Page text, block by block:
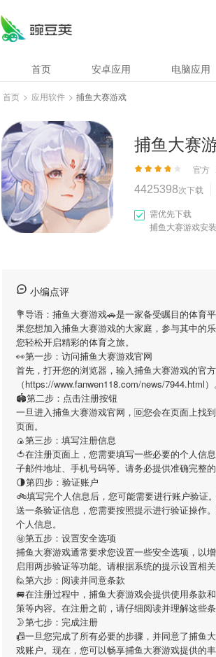
首页 安卓应用 电脑应用
首页 > 应用软件 > 捕鱼大赛游戏
捕鱼大赛
官方
4425398次下载
需优先下载
捕鱼大赛游戏安装
小编点评
💐导语： 捕鱼大赛游戏🚗是一家备受瞩目的体育
果您想加入捕鱼大赛游戏的大家庭，参与其中的
您轻松开启精彩的体育之旅。
👀第一步：访问捕鱼大赛游戏官网
首先，打开您的浏览器，输入捕鱼大赛游戏的官
（https://www.fanwen118.com/news/7944.html
🏟第二步：点击注册按钮
一旦进入捕鱼大赛游戏官网，🆔您会在页面上找
页面。
🍙第三步：填写注册信息
🍅在注册页面上，您需要填写一些必要的个人信
子邮件地址、手机号码等。请务必提供准确完整
🌗第四步：验证账户
🚲填写完个人信息后，您可能需要进行账户验证。
送一条验证信息，您需要按照提示进行验证操作
个人信息。
㊙第五步：设置安全选项
捕鱼大赛游戏通常要求您设置一些安全选项，以
启用两步验证等功能。请根据系统的提示设置相
🙋第六步：阅读并同意条款
🚐在注册过程中， 捕鱼大赛游戏会提供使用条款
策等内容。在注册之前，请仔细阅读并理解这些
🌛第七步：完成注册
📠一旦您完成了所有必要的步骤，并同意了捕鱼
戏账户。现在，您可以畅享捕鱼大赛游戏提供的